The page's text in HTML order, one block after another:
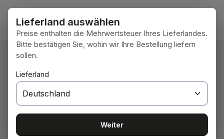
Zum Hauptinhalt springen
Bildergalerie überspringen
Lieferland auswählen
Preise enthalten die Mehrwertsteuer Ihres Lieferlandes.
Bitte bestätigen Sie, wohin wir Ihre Bestellung liefern
sollen.
Lieferland
Weiter